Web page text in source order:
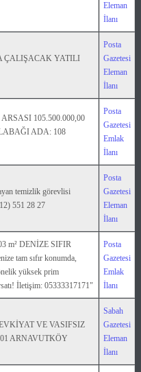
Eleman
İlanı
ÇALIŞACAK YATILI
Posta
Gazetesi
Eleman
İlanı
105.500.000,00
ADA: 108
Posta
Gazetesi
Emlak
İlanı
temizlik görevlisi
551 28 27
Posta
Gazetesi
Eleman
İlanı
m² DENİZE SIFIR
tam sıfır konumda,
yüksek prim
İletişim: 05333317171"
Posta
Gazetesi
Emlak
İlanı
VE VASIFSIZ
ARNAVUTKÖY
Sabah
Gazetesi
Eleman
İlanı